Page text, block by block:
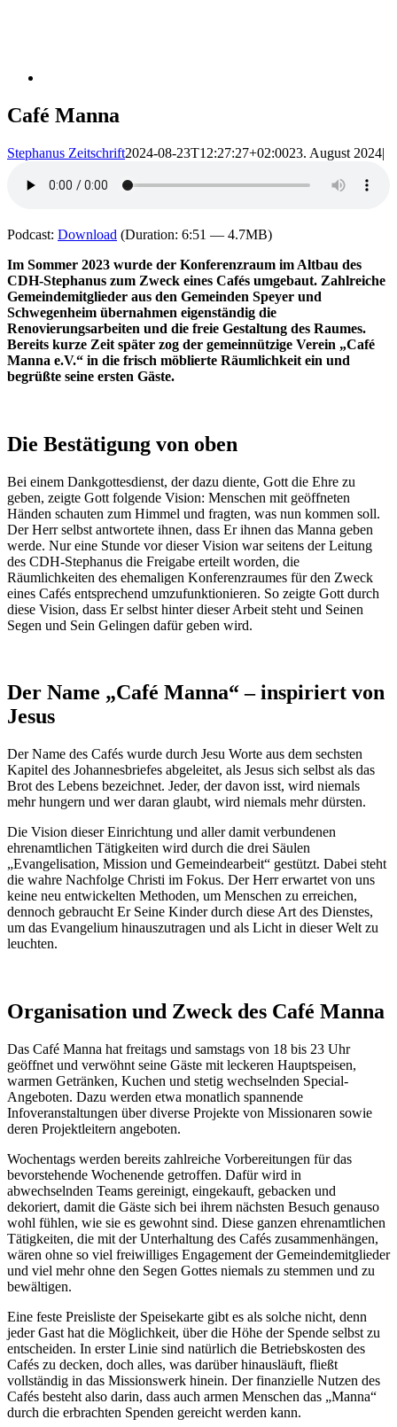
Café Manna
Stephanus Zeitschrift2024-08-23T12:27:27+02:0023. August 2024|
Podcast: Download (Duration: 6:51 — 4.7MB)
Im Sommer 2023 wurde der Konferenzraum im Altbau des
CDH-Stephanus zum Zweck eines Cafés umgebaut. Zahlreiche
Gemeindemitglieder aus den Gemeinden Speyer und
Schwegenheim übernahmen eigenständig die
Renovierungsarbeiten und die freie Gestaltung des Raumes.
Bereits kurze Zeit später zog der gemeinnützige Verein „Café
Manna e.V.“ in die frisch möblierte Räumlichkeit ein und
begrüßte seine ersten Gäste.
Die Bestätigung von oben
Bei einem Dankgottesdienst, der dazu diente, Gott die Ehre zu
geben, zeigte Gott folgende Vision: Menschen mit geöffneten
Händen schauten zum Himmel und fragten, was nun kommen soll.
Der Herr selbst antwortete ihnen, dass Er ihnen das Manna geben
werde. Nur eine Stunde vor dieser Vision war seitens der Leitung
des CDH-Stephanus die Freigabe erteilt worden, die
Räumlichkeiten des ehemaligen Konferenzraumes für den Zweck
eines Cafés entsprechend umzufunktionieren. So zeigte Gott durch
diese Vision, dass Er selbst hinter dieser Arbeit steht und Seinen
Segen und Sein Gelingen dafür geben wird.
Der Name „Café Manna“ – inspiriert von
Jesus
Der Name des Cafés wurde durch Jesu Worte aus dem sechsten
Kapitel des Johannesbriefes abgeleitet, als Jesus sich selbst als das
Brot des Lebens bezeichnet. Jeder, der davon isst, wird niemals
mehr hungern und wer daran glaubt, wird niemals mehr dürsten.
Die Vision dieser Einrichtung und aller damit verbundenen
ehrenamtlichen Tätigkeiten wird durch die drei Säulen
„Evangelisation, Mission und Gemeindearbeit“ gestützt. Dabei steht
die wahre Nachfolge Christi im Fokus. Der Herr erwartet von uns
keine neu entwickelten Methoden, um Menschen zu erreichen,
dennoch gebraucht Er Seine Kinder durch diese Art des Dienstes,
um das Evangelium hinauszutragen und als Licht in dieser Welt zu
leuchten.
Organisation und Zweck des Café Manna
Das Café Manna hat freitags und samstags von 18 bis 23 Uhr
geöffnet und verwöhnt seine Gäste mit leckeren Hauptspeisen,
warmen Getränken, Kuchen und stetig wechselnden Special-
Angeboten. Dazu werden etwa monatlich spannende
Infoveranstaltungen über diverse Projekte von Missionaren sowie
deren Projektleitern angeboten.
Wochentags werden bereits zahlreiche Vorbereitungen für das
bevorstehende Wochenende getroffen. Dafür wird in
abwechselnden Teams gereinigt, eingekauft, gebacken und
dekoriert, damit die Gäste sich bei ihrem nächsten Besuch genauso
wohl fühlen, wie sie es gewohnt sind. Diese ganzen ehrenamtlichen
Tätigkeiten, die mit der Unterhaltung des Cafés zusammenhängen,
wären ohne so viel freiwilliges Engagement der Gemeindemitglieder
und viel mehr ohne den Segen Gottes niemals zu stemmen und zu
bewältigen.
Eine feste Preisliste der Speisekarte gibt es als solche nicht, denn
jeder Gast hat die Möglichkeit, über die Höhe der Spende selbst zu
entscheiden. In erster Linie sind natürlich die Betriebskosten des
Cafés zu decken, doch alles, was darüber hinausläuft, fließt
vollständig in das Missionswerk hinein. Der finanzielle Nutzen des
Cafés besteht also darin, dass auch armen Menschen das „Manna“
durch die erbrachten Spenden gereicht werden kann.